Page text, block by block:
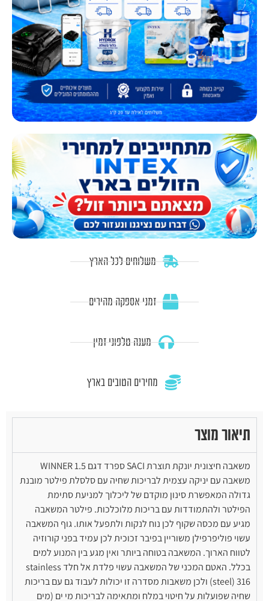
משלוחים לכל הארץ
זמני אספקה מהירים
מענה טלפוני זמין
מחירים הטובים בארץ
תיאור מוצר
משאבה חיצונית יונקת תוצרת SACI ספרד דגם WINNER 1.5
משאבה עם יניקה עצמית לבריכות שחיה עם סלסלת פילטר מובנת
גדולה המאפשרת סינון מוקדם של ליכלוך למניעת סתימת
הפילטר ולהתמודדות עם בריכות מלוכלכות. פילטר המשאבה
מגיע עם מכסה שקוף לכן נוח לנקות ולתפעל אותו. גוף המשאבה
עשוי פוליפרפילן משוריין בפיבר זכוכית לכן עמיד בפני קורוזיה
לטווח הארוך. המשאבה בטוחה ביותר ואין מגע בין המנוע למים
בכלל. האטם המכני של המשאבה עשוי פלדת אל חלד stainless
steel) 316) ולכן משאבות מסדרה זו יכולות לעבוד גם עם בריכות
שחיה שפועלות על חיטוי במלח ומתאימה לבריכות מי ים (מים